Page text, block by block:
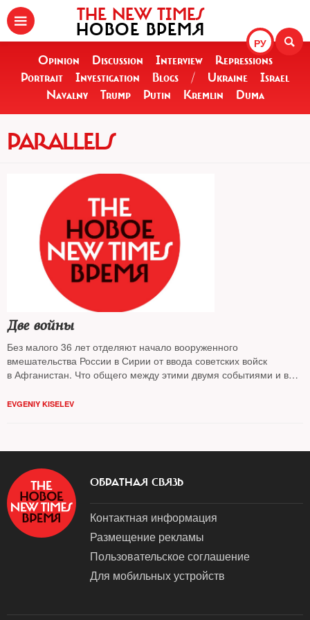
РУ
THE NEW TIMES
НОВОЕ ВРЕМЯ
Opinion Discussion Interview
Repressions
Portrait
Investigation Blogs / Ukraine
Israel
Navalny
Trump Putin Kremlin Duma
PARALLELS
Две войны
Без малого 36 лет отделяют начало вооруженного
вмешательства России в Сирии от ввода советских войск
в Афганистан. Что общего между этими двумя событиями и в
EVGENIY KISELEV
ОБРАТНАЯ СВЯЗЬ
Контактная информация
Размещение рекламы
Пользовательское соглашение
Для мобильных устройств